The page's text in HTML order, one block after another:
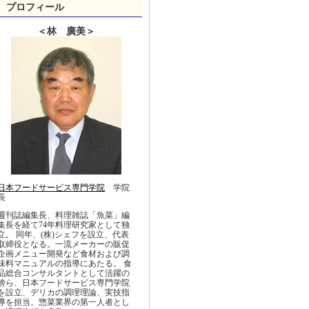
プロフィール
＜林 廣美＞
本フードサービス専門学院 学院
刊誌編集長、料理雑誌「魚菜」編
長を経て74年料理研究家として独
。 同年、(株)シェフを設立、代表
締役となる。一流メーカーの販促
画メニュー開発など食材および調
料マニュアルの指導にあたる。 食
総合コンサルタントとして活躍の
ら、日本フードサービス専門学院
設立、デリカの調理理論、実技指
を担当。惣菜業界の第一人者とし